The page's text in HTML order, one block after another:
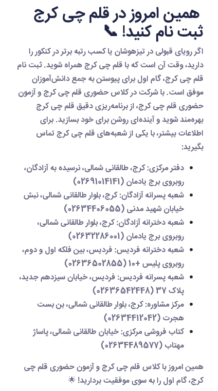
همین امروز در قلم چی کرج
ثبت نام کنید! 📞
اگر رویای قبولی در تیزهوشان یا کسب رتبه برتر در کنکور را
دارید، وقت آن است که باقلم چی کرجهمراه شوید.ثبت نام
قلم چی کرج، گام اول برای پیوستن به جمع دانش‌آموزان
موفق است. با شرکت درکلاس حضوری قلم چی کرجوآزمون
حضوری قلم چی کرج، ازبرنامه‌ریزی دقیق قلم چی کرج
بهره‌مند شوید و آینده‌ای روشن برای خود بسازید. برای
اطلاعات بیشتر، با یکی از شعبه‌هایقلم چی کرجتماس
بگیرید:
دفتر مرکزی: کرج، طالقانی شمالی، نرسیده به آزادگان،
روبروی برج یادمان (02691014141)
شعبه پسرانه آزادگان: کرج، بلوار طالقانی شمالی، نبش
خیابان شهید مدنی (02634406055)
شعبه دخترانه آزادگان: کرج، بلوار طالقانی شمالی،
روبروی برج یادمان (02632286001)
شعبه دخترانه فردیس: فردیس، بین فلکه اول و دوم،
روبروی پلیس +10 (02636502855)
شعبه پسرانه فردیس: فردیس، خیابان سیزدهم جدید،
پلاک 37 (02636542448)
مرکز مشاوره: کرج، بلوار طالقانی شمالی، بن بست
هجرت (02634412042)
کتاب فروشی مرکزی: خیابان طالقانی شمالی، پاساژ
مهتاب (02634489577)
همین امروز باکلاس قلم چی کرجوآزمون حضوری قلم چی
، گام اول را به سوی موفقیت بردارید! 🌟